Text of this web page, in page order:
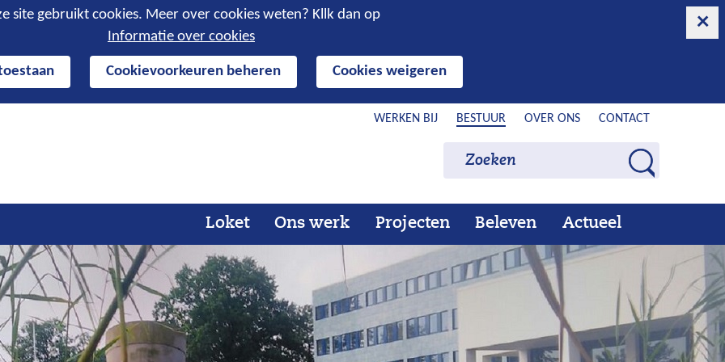
site gebruikt cookies. Meer over cookies weten? Kllk dan op
Informatie over cookies
Cookievoorkeuren beheren Cookies weigeren
WERKEN BIJ BESTUUR OVER ONS CONTACT
e
e
n
Zoeken Zoeken
Loket Ons werk Projecten Beleven Actueel